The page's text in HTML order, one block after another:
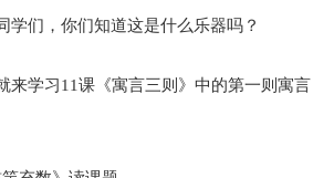
学们，你们知道这是什么乐器吗？
来学习11课《寓言三则》中的第一则寓言